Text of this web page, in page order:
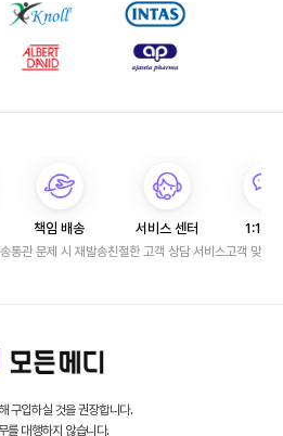
책임 배송
통관 문제 시 재발송
서비스 센터
친절한 고객 상담 서비스
1:1 문
고객 맞춤
구입하실 것을 권장합니다.
를 대행하지 않습니다.